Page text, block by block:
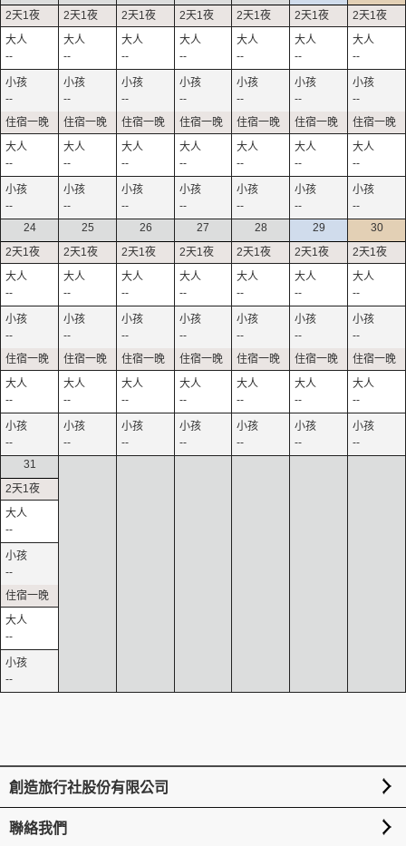
--
--
--
--
--
--
--
--
--
--
--
--
--
--
--
--
--
--
--
--
--
--
--
--
--
--
--
--
24
--
--
--
--
25
--
--
--
--
26
--
--
--
--
27
--
--
--
--
28
--
--
--
--
29
--
--
--
--
30
--
--
--
--
31
--
--
--
--
創造旅行社股份有限公司
聯絡我們